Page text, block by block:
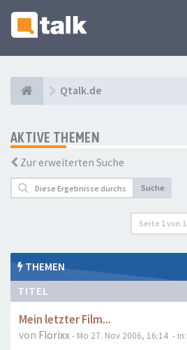
Qtalk.de
AKTIVE THEMEN
Zur erweiterten Suche
Suche
Seite 1von 1
THEMEN
TITEL
Mein letzter Film...
von Florixx- Mo 27. Nov 2006, 16:14 - in: